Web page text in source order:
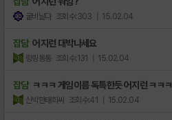
굴비날다 조회수:303 | 15.02.04
잡담 어지런 대박나세요
링링동동 조회수:131 | 15.02.04
잡담 ㅋㅋㅋ 게임이름 독특한듯 어지런 ㅋㅋㅋ
신박한태희씨 조회수:41 | 15.02.04